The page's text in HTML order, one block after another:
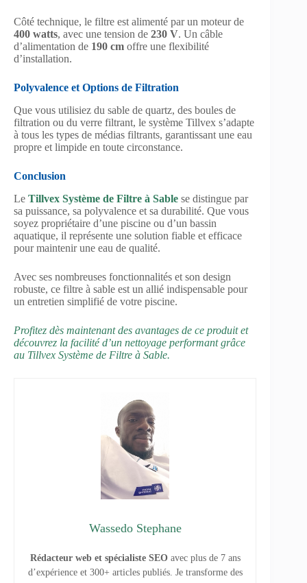
Côté technique, le filtre est alimenté par un moteur de
400 watts, avec une tension de 230 V. Un câble
d’alimentation de 190 cm offre une flexibilité
d’installation.
Polyvalence et Options de Filtration
Que vous utilisiez du sable de quartz, des boules de
filtration ou du verre filtrant, le système Tillvex s’adapte
à tous les types de médias filtrants, garantissant une eau
propre et limpide en toute circonstance.
Conclusion
Le Tillvex Système de Filtre à Sable se distingue par
sa puissance, sa polyvalence et sa durabilité. Que vous
soyez propriétaire d’une piscine ou d’un bassin
aquatique, il représente une solution fiable et efficace
pour maintenir une eau de qualité.
Avec ses nombreuses fonctionnalités et son design
robuste, ce filtre à sable est un allié indispensable pour
un entretien simplifié de votre piscine.
Profitez dès maintenant des avantages de ce produit et
découvrez la facilité d’un nettoyage performant grâce
au Tillvex Système de Filtre à Sable.
Wassedo Stephane
Rédacteur web et spécialiste SEOavec plus de 7 ans
d’expérience et 300+ articles publiés. Je transforme des